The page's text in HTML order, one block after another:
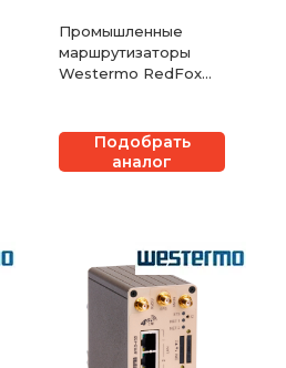
Промышленные
маршрутизаторы
Westermo RedFox
Подобрать
аналог